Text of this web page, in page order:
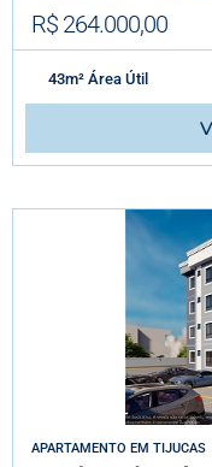
R$ 264.000,00
43m² Área Útil
APARTAMENTO EM TIJUCAS